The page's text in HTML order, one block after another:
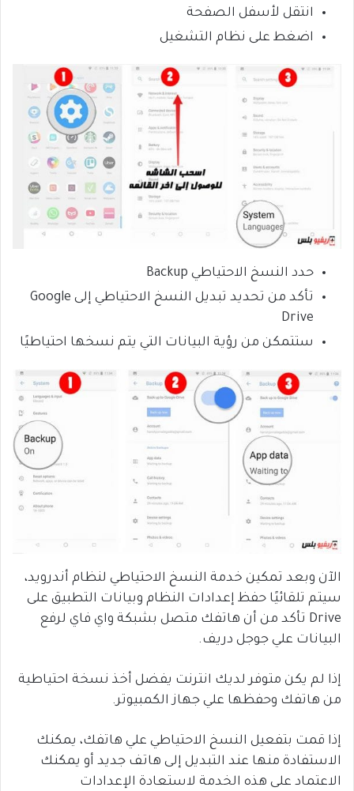
انتقل لأسفل الصفحة
اضغط على نظام التشغيل
حدد النسخ الاحتياطي Backup
تأكد من تحديد تبديل النسخ الاحتياطي إلى Google
Drive
ستتمكن من رؤية البيانات التي يتم نسخها احتياطيًا
الآن وبعد تمكين خدمة النسخ الاحتياطي لنظام أندرويد،
سيتم تلقائيًا حفظ إعدادات النظام وبيانات التطبيق على
Drive تأكد من أن هاتفك متصل بشبكة واي فاي لرفع
البيانات علي جوجل دريف.
إذا لم يكن متوفر لديك انترنت يفضل أخذ نسخة احتياطية
من هاتفك وحفظها علي جهاز الكمبيوتر.
إذا قمت بتفعيل النسخ الاحتياطي علي هاتفك، يمكنك
الاستفادة منها عند التبديل إلى هاتف جديد أو يمكنك
الاعتماد على هذه الخدمة لاستعادة الإعدادات